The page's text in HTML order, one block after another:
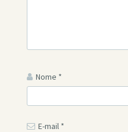
Nome *
E-mail *